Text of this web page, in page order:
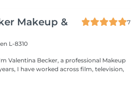
Makeup &
7
L-8310